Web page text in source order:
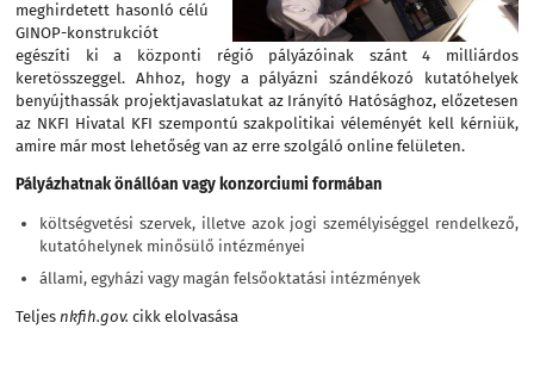
meghirdetett hasonló célú
GINOP-konstrukciót
egészíti ki a központi régió pályázóinak szánt 4 milliárdos
keretösszeggel. Ahhoz, hogy a pályázni szándékozó kutatóhelyek
benyújthassák projektjavaslatukat az Irányító Hatósághoz, előzetesen
az NKFI Hivatal KFI szempontú szakpolitikai véleményét kell kérniük,
amire már most lehetőség van azerre szolgáló online felületen.
Pályázhatnak önállóan vagy konzorciumi formában
költségvetési szervek, illetve azok jogi személyiséggel rendelkező,
kutatóhelynek minősülő intézményei
állami, egyházi vagy magán felsőoktatási intézmények
Teljes nkfih.gov. cikk elolvasása